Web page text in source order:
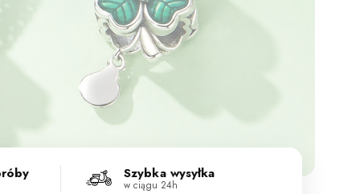
Szybka wysyłka
w ciągu 24h